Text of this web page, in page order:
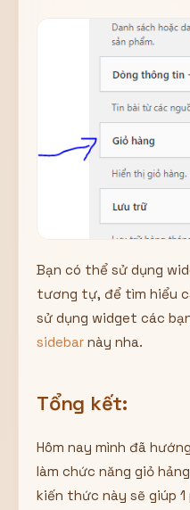
Bạn có thể sử dụng
tương tự, để tìm hiểu
sử dụng widget các
sidebar này nha.
Tổng kết:
Hôm nay mình đã
làm chức năng giỏ
kiến thức này sẽ giúp